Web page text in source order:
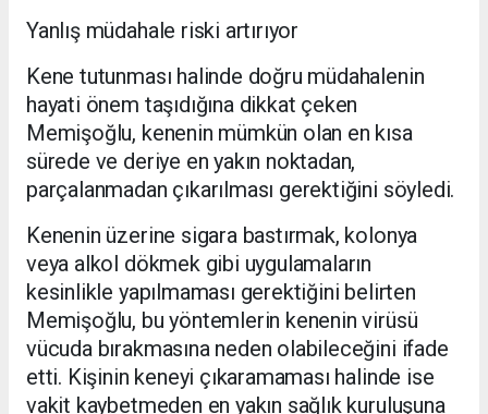
Yanlış müdahale riski artırıyor
Kene tutunması halinde doğru müdahalenin
hayati önem taşıdığına dikkat çeken
Memişoğlu, kenenin mümkün olan en kısa
sürede ve deriye en yakın noktadan,
parçalanmadan çıkarılması gerektiğini söyledi.
Kenenin üzerine sigara bastırmak, kolonya
veya alkol dökmek gibi uygulamaların
kesinlikle yapılmaması gerektiğini belirten
Memişoğlu, bu yöntemlerin kenenin virüsü
vücuda bırakmasına neden olabileceğini ifade
etti. Kişinin keneyi çıkaramaması halinde ise
vakit kaybetmeden en yakın sağlık kuruluşuna